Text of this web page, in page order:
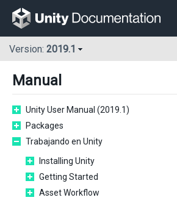
Version: 2019.1
Manual
Unity User Manual (2019.1)
Packages
Trabajando en Unity
Installing Unity
Getting Started
Asset Workflow